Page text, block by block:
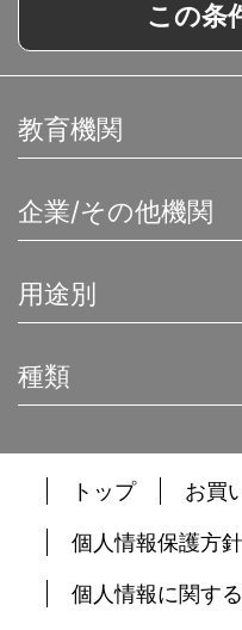
この条
教育機関
企業/その他機関
用途別
種類
トップ お買
個人情報保護方針
個人情報に関す